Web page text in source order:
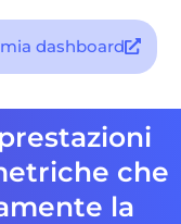
dashboard
che
la